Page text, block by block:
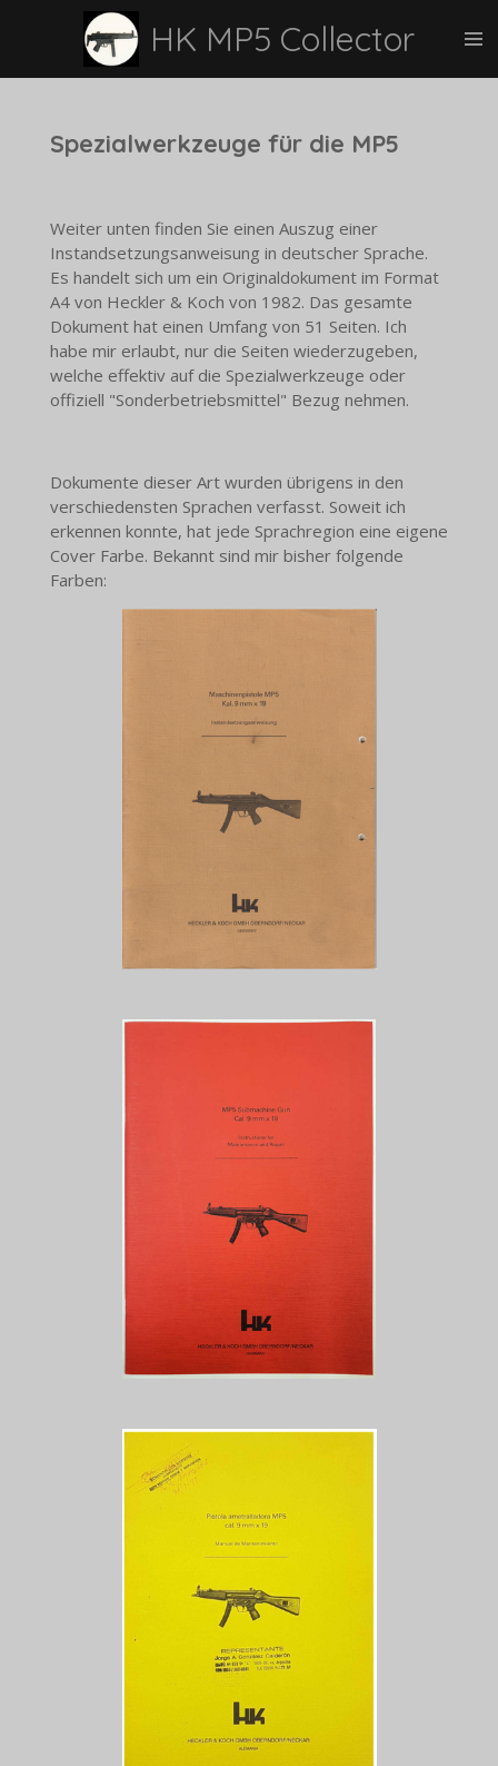
Hauptinhalt
HK MP5 Collector
Spezialwerkzeuge für die MP5
Weiter unten finden Sie einen Auszug einer
Instandsetzungsanweisung in deutscher Sprache.
Es handelt sich um ein Originaldokument im Format
A4 von Heckler & Koch von 1982. Das gesamte
Dokument hat einen Umfang von 51 Seiten. Ich
habe mir erlaubt, nur die Seiten wiederzugeben,
welche effektiv auf die Spezialwerkzeuge oder
offiziell "Sonderbetriebsmittel" Bezug nehmen.
Dokumente dieser Art wurden übrigens in den
verschiedensten Sprachen verfasst. Soweit ich
erkennen konnte, hat jede Sprachregion eine eigene
Cover Farbe. Bekannt sind mir bisher folgende
Farben: